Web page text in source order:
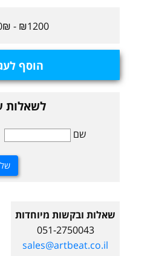
₪1200 - 1500₪
הוסף
לשאלות
שם
שאלות ובקשות מיוחדות
051-2750043
sales@artbeat.co.il